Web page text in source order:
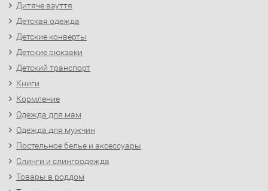
Дитяче взуття
Детская одежда
Детские конверты
Детские рюкзаки
Детский транспорт
Книги
Кормление
Одежда для мам
Одежда для мужчин
Постельное белье и аксессуары
Слинги и слингоодежда
Товары в роддом